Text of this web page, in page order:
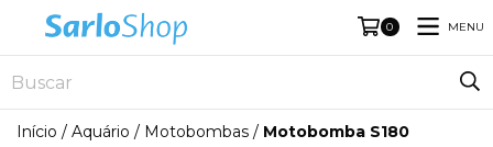
0 MENU
Início / Aquário / Motobombas / Motobomba S180